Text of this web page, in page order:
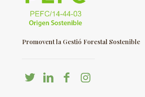
Promovent la Gestió Forestal Sostenible